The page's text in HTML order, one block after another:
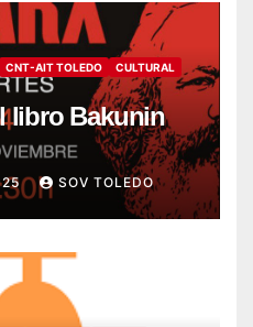
CNT-AIT TOLEDO
CULTURAL
libro Bakunin
SOV TOLEDO